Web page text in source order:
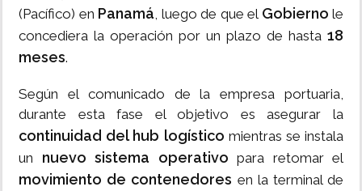
(Pacífico) en Panamá, luego de que el Gobierno le
concediera la operación por un plazo de hasta 18
meses.
Según el comunicado de la empresa portuaria,
durante esta fase el objetivo es asegurar la
continuidad del hub logístico mientras se instala
un nuevo sistema operativo para retomar el
movimiento de contenedores en la terminal de